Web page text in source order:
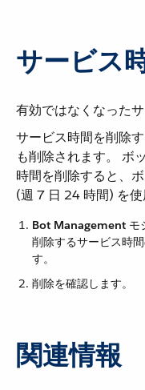
サービス
有効ではなくなった
サービス時間を削除
も削除されます。 ボ
時間を削除すると、
(週 7 日 24 時間) を使
Bot Management
削除するサービス時
す。
削除を確認します。
関連情報